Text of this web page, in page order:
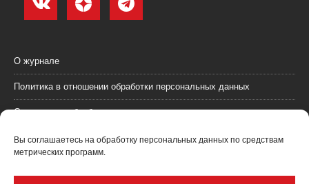
Вы соглашаетесь на обработку персональных данных по средствам
метрических программ.
О журнале
Политика в отношении обработки персональных данных
Согласие на обработку персональных данных
Пользовательское соглашение (оферта)